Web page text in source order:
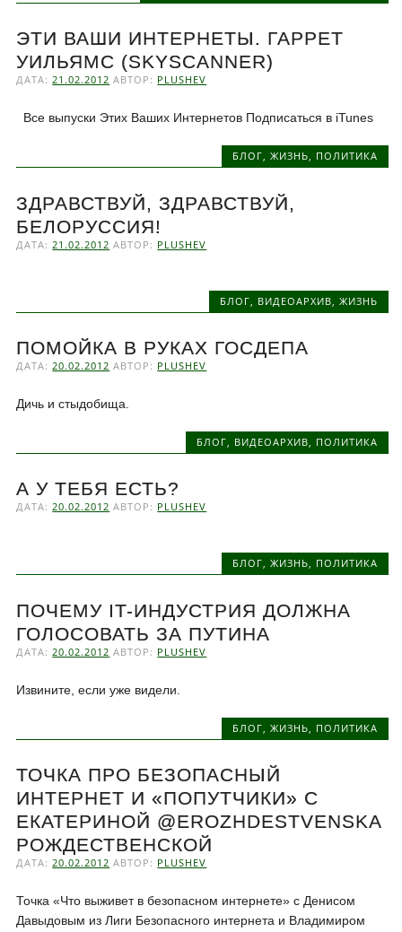
ЭТИ ВАШИ ИНТЕРНЕТЫ. ГАРРЕТ
УИЛЬЯМС (SKYSCANNER)
ДАТА:21.02.2012 АВТОР: PLUSHEV
Все выпуски Этих Ваших Интернетов Подписаться в iTunes
БЛОГ, ЖИЗНЬ, ПОЛИТИКА
ЗДРАВСТВУЙ, ЗДРАВСТВУЙ,
БЕЛОРУССИЯ!
ДАТА: 21.02.2012 АВТОР: PLUSHEV
БЛОГ ВИДЕОАРХИВ ЖИЗНЬ
ПОМОЙКА В РУКАХ ГОСДЕПА
ДАТА:20.02.2012 АВТОР: PLUSHEV
Дичь и стыдобища.
БЛОГ, ВИДЕОАРХИВ, ПОЛИТИКА
А У ТЕБЯ ЕСТЬ?
ДАТА:20.02.2012 АВТОР: PLUSHEV
БЛОГ, ЖИЗНЬ, ПОЛИТИКА
ПОЧЕМУ IT-ИНДУСТРИЯ ДОЛЖНА
ГОЛОСОВАТЬ ЗА ПУТИНА
ДАТА: 20.02.2012 АВТОР: PLUSHEV
Извините, если уже видели.
БЛОГ ЖИЗНЬ ПОЛИТИКА
ТОЧКА ПРО БЕЗОПАСНЫЙ
ИНТЕРНЕТ И «ПОПУТЧИКИ» С
ЕКАТЕРИНОЙ @EROZHDESTVENSKA
РОЖДЕСТВЕНСКОЙ
ДАТА:20.02.2012 АВТОР: PLUSHEV
Точка «Что выживет в безопасном интернете» с Денисом
Давыдовым из Лиги Безопасного интернета и Владимиром